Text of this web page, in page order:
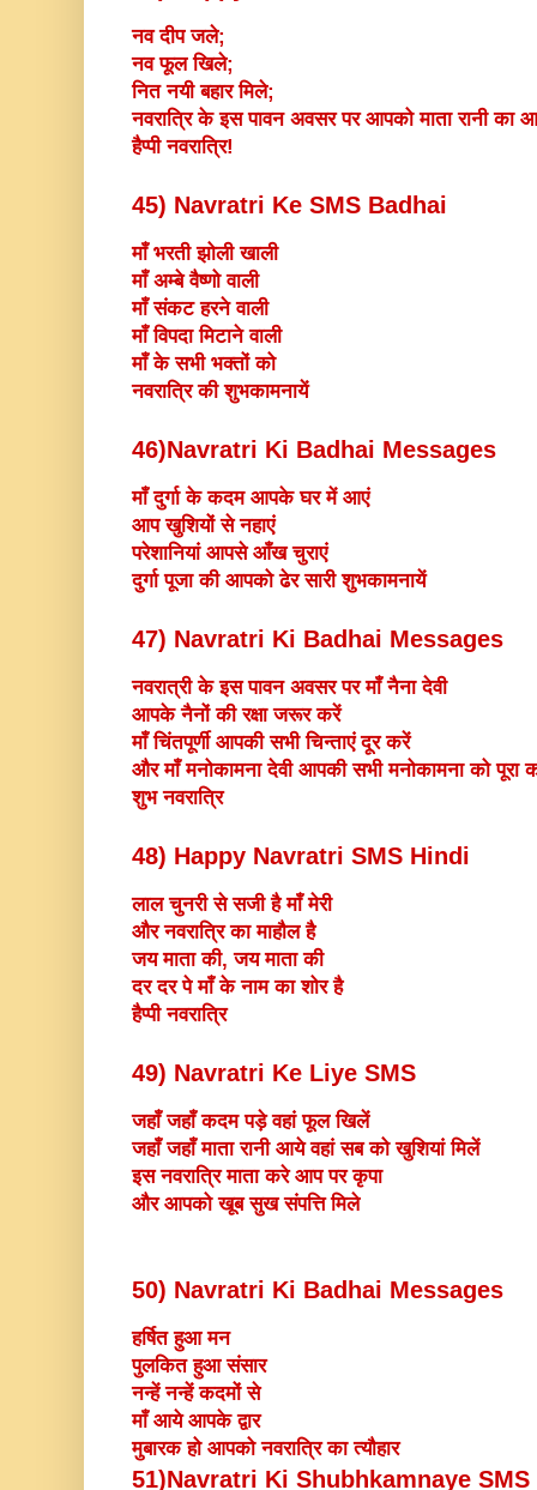
नव दीप जले;
नव फूल खिले;
नित नयी बहार मिले;
नवरात्रि के इस पावन अवसर पर आपको माता रानी का
हैप्पी नवरात्रि!
45) Navratri Ke SMS Badhai
माँ भरती झोली खाली
माँ अम्बे वैष्णो वाली
माँ संकट हरने वाली
माँ विपदा मिटाने वाली
माँ के सभी भक्तों को
नवरात्रि की शुभकामनायें
46)Navratri Ki Badhai Messages
माँ दुर्गा के कदम आपके घर में आएं
आप खुशियों से नहाएं
परेशानियां आपसे आँख चुराएं
दुर्गा पूजा की आपको ढेर सारी शुभकामनायें
47) Navratri Ki Badhai Messages
नवरात्री के इस पावन अवसर पर माँ नैना देवी
आपके नैनों की रक्षा जरूर करें
माँ चिंतपूर्णी आपकी सभी चिन्ताएं दूर करें
और माँ मनोकामना देवी आपकी सभी मनोकामना को पूरा
शुभ नवरात्रि
48) Happy Navratri SMS Hindi
लाल चुनरी से सजी है माँ मेरी
और नवरात्रि का माहौल है
जय माता की, जय माता की
दर दर पे माँ के नाम का शोर है
हैप्पी नवरात्रि
49) Navratri Ke Liye SMS
जहाँ जहाँ कदम पड़े वहां फूल खिलें
जहाँ जहाँ माता रानी आये वहां सब को खुशियां मिलें
इस नवरात्रि माता करे आप पर कृपा
और आपको खूब सुख संपत्ति मिले
50) Navratri Ki Badhai Messages
हर्षित हुआ मन
पुलकित हुआ संसार
नन्हें नन्हें कदमों से
माँ आये आपके द्वार
मुबारक हो आपको नवरात्रि का त्यौहार
51)Navratri Ki Shubhkamnaye SMS